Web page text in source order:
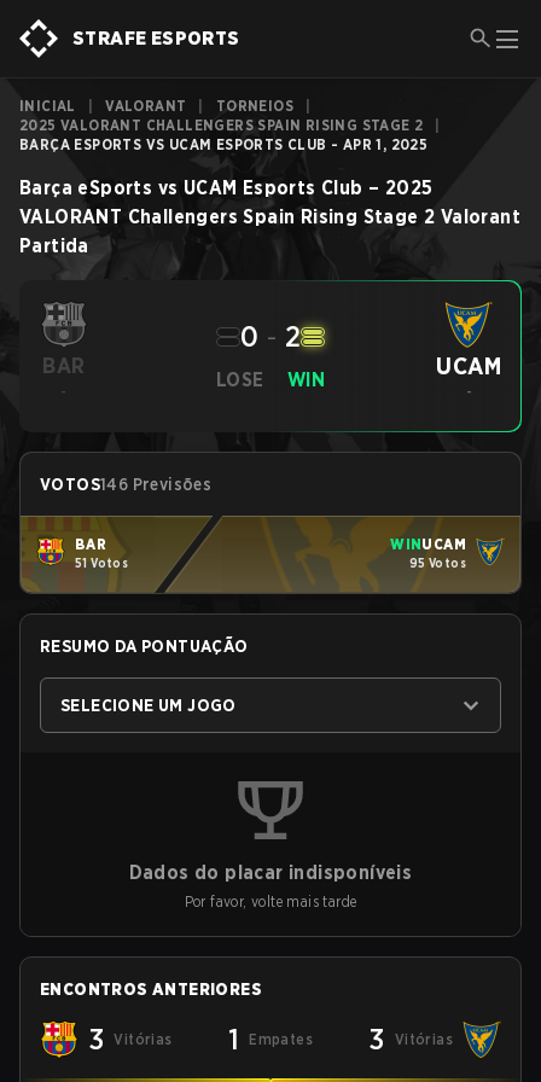
STRAFE ESPORTS
INICIAL VALORANT TORNEIOS
2025 VALORANT CHALLENGERS SPAIN RISING STAGE 2
BARÇA ESPORTS VS UCAM ESPORTS CLUB - APR 1, 2025
Barça eSports vs UCAM Esports Club – 2025
VALORANT Challengers Spain Rising Stage 2 Valorant
Partida
BAR
-
LOSE
0 - 2
WIN UCAM
-
VOTOS146 Previsões
BAR
51 Votos
WINUCAM
95 Votos
RESUMO DA PONTUAÇÃO
SELECIONE UM JOGO
Dados do placar indisponíveis
Por favor, volte mais tarde
ENCONTROS ANTERIORES
3 Vitórias 1 Empates 3 Vitórias